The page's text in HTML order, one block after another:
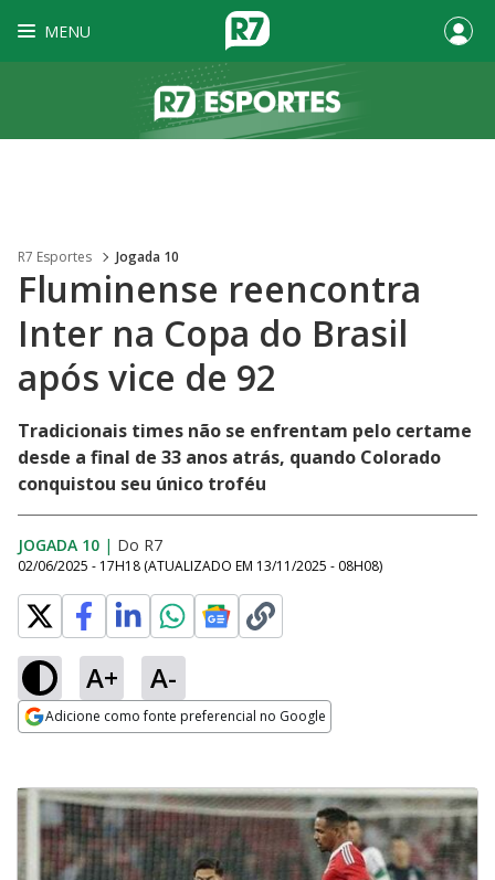
MENU
R7 Esportes Jogada 10
Fluminense reencontra
Inter na Copa do Brasil
após vice de 92
Tradicionais times não se enfrentam pelo certame
desde a final de 33 anos atrás, quando Colorado
conquistou seu único troféu
JOGADA 10 | Do R7
02/06/2025 - 17H18 (ATUALIZADO EM 13/11/2025 - 08H08)
A+ A-
Adicione como fonte preferencial no Google